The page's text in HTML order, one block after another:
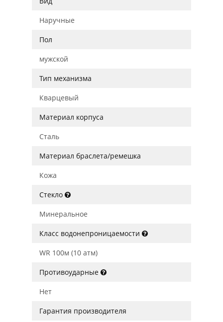
Наручные
Пол
мужской
Тип механизма
Кварцевый
Материал корпуса
Сталь
Материал браслета/ремешка
Кожа
Стекло
Минеральное
Класс водонепроницаемости
WR 100м (10 атм)
Противоударные
Нет
Гарантия производителя